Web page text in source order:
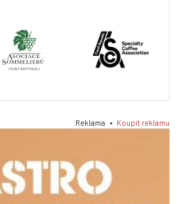
Reklama • Koupit reklamu